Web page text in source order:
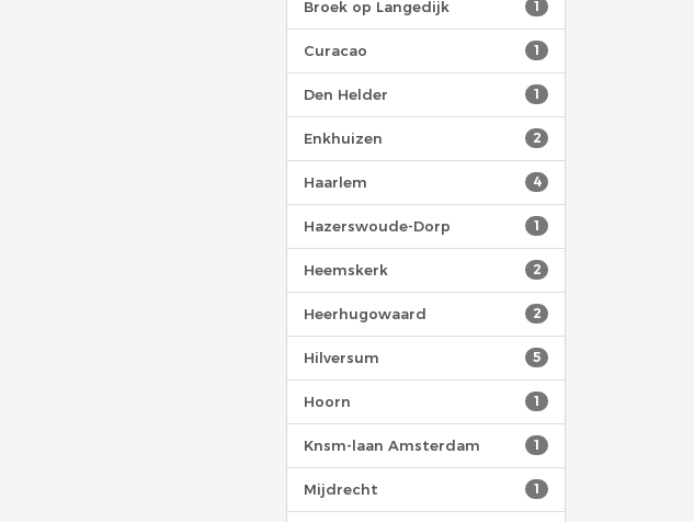
1
Broek op Langedijk
1
Curacao
1
Den Helder
2
Enkhuizen
4
Haarlem
1
Hazerswoude-Dorp
2
Heemskerk
2
Heerhugowaard
5
Hilversum
1
Hoorn
1
Knsm-laan Amsterdam
1
Mijdrecht